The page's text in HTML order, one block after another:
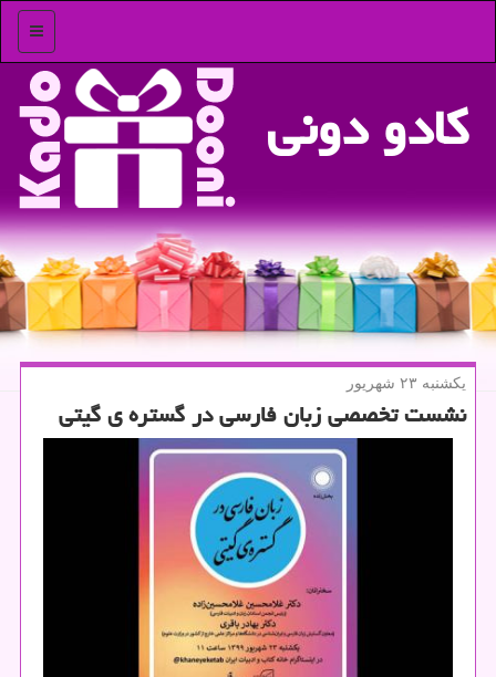
منو
كادو دونی
یكشنبه ۲۳ شهریور
نشست تخصصی زبان فارسی در گستره ی گیتی